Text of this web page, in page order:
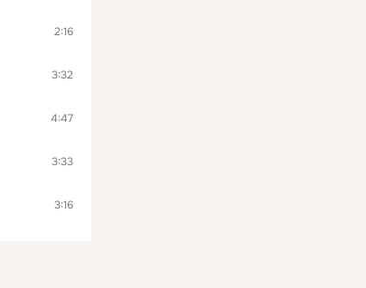
2:16
3:32
4:47
3:33
3:16